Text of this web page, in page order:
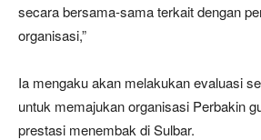
secara bersama-sama terkait dengan
organisasi,”
Ia mengaku akan melakukan evaluasi
untuk memajukan organisasi Perbakin
prestasi menembak di Sulbar.